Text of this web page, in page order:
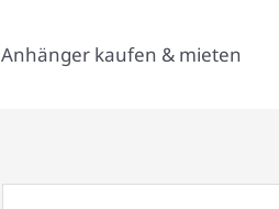
Anhänger kaufen & mieten